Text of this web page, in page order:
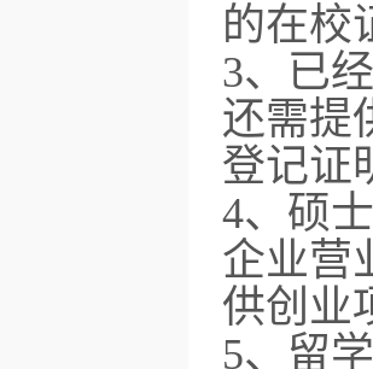
的在校
3、已
还需提
登记证
4、硕
企业营
供创业
5、留